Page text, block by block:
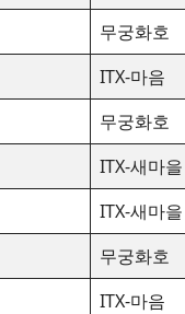
무궁화호
ITX-마음
무궁화호
ITX-새마을
ITX-새마을
무궁화호
ITX-마음